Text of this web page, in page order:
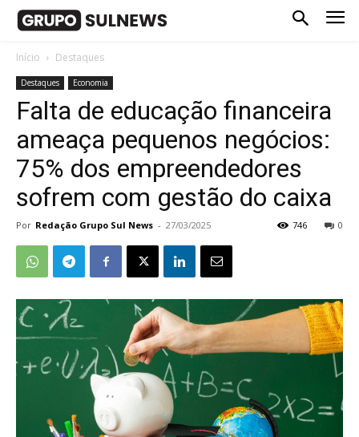
Início Destaques
Destaques Economia
Falta de educação financeira
ameaça pequenos negócios:
75% dos empreendedores
sofrem com gestão do caixa
Por Redação Grupo Sul News - 27/03/2025 0
746